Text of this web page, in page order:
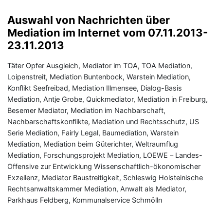
Auswahl von Nachrichten über
Mediation im Internet vom 07.11.2013-
23.11.2013
Täter Opfer Ausgleich, Mediator im TOA, TOA Mediation,
Loipenstreit, Mediation Buntenbock, Warstein Mediation,
Konflikt Seefreibad, Mediation Illmensee, Dialog-Basis
Mediation, Antje Grobe, Quickmediator, Mediation in Freiburg,
Besemer Mediator, Mediation im Nachbarschaft,
Nachbarschaftskonflikte, Mediation und Rechtsschutz, US
Serie Mediation, Fairly Legal, Baumediation, Warstein
Mediation, Mediation beim Güterichter, Weltraumflug
Mediation, Forschungsprojekt Mediation, LOEWE – Landes-
Offensive zur Entwicklung Wissenschaftlich-ökonomischer
Exzellenz, Mediator Baustreitigkeit, Schleswig Holsteinische
Rechtsanwaltskammer Mediation, Anwalt als Mediator,
Parkhaus Feldberg, Kommunalservice Schmölln